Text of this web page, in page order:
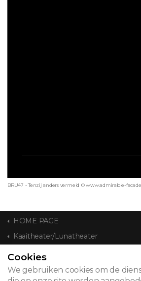
BRU47 - Tenzij anders vermeld © www.admirable-
HOME PAGE
Kaaitheater/Lunatheater
CONTACT
Cookies
We gebruiken cookies om de